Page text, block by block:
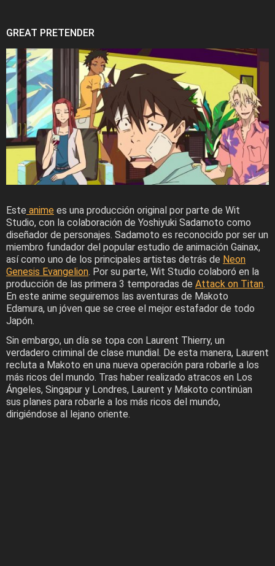
GREAT PRETENDER
Este anime es una producción original por parte de Wit
Studio, con la colaboración de Yoshiyuki Sadamoto como
diseñador de personajes. Sadamoto es reconocido por ser un
miembro fundador del popular estudio de animación Gainax,
así como uno de los principales artistas detrás de Neon
Genesis Evangelion. Por su parte, Wit Studio colaboró en la
producción de las primera 3 temporadas de Attack on Titan.
En este anime seguiremos las aventuras de Makoto
Edamura, un jóven que se cree el mejor estafador de todo
Japón.
Sin embargo, un día se topa con Laurent Thierry, un
verdadero criminal de clase mundial. De esta manera, Laurent
recluta a Makoto en una nueva operación para robarle a los
más ricos del mundo. Tras haber realizado atracos en Los
Ángeles, Singapur y Londres, Laurent y Makoto continúan
sus planes para robarle a los más ricos del mundo,
dirigiéndose al lejano oriente.